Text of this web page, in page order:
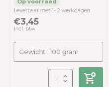
Leverbaar met 1- 2 werkdagen
€3,45
Incl. btw